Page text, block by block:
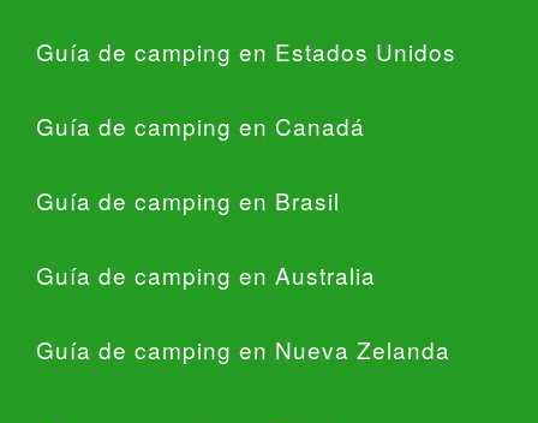
Guía de camping en Estados Unidos
Guía de camping en Canadá
Guía de camping en Brasil
Guía de camping en Australia
Guía de camping en Nueva Zelanda